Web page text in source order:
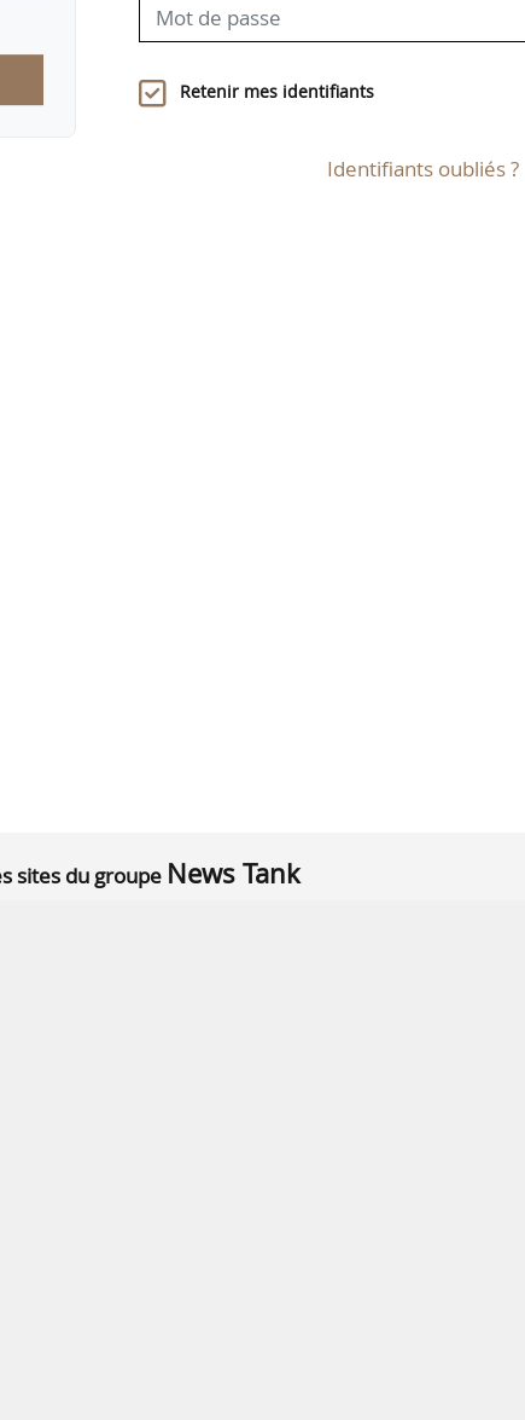
Retenir mes identifiants
Identifiants oubliés ?
sites du groupe News Tank